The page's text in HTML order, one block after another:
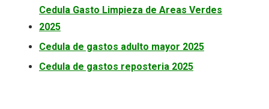
Cedula Gasto Limpieza de Areas Verdes
2025
Cedula de gastos adulto mayor 2025
Cedula de gastos reposteria 2025